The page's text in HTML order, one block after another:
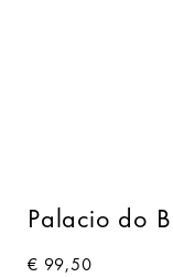
Palacio do
€ 99,50